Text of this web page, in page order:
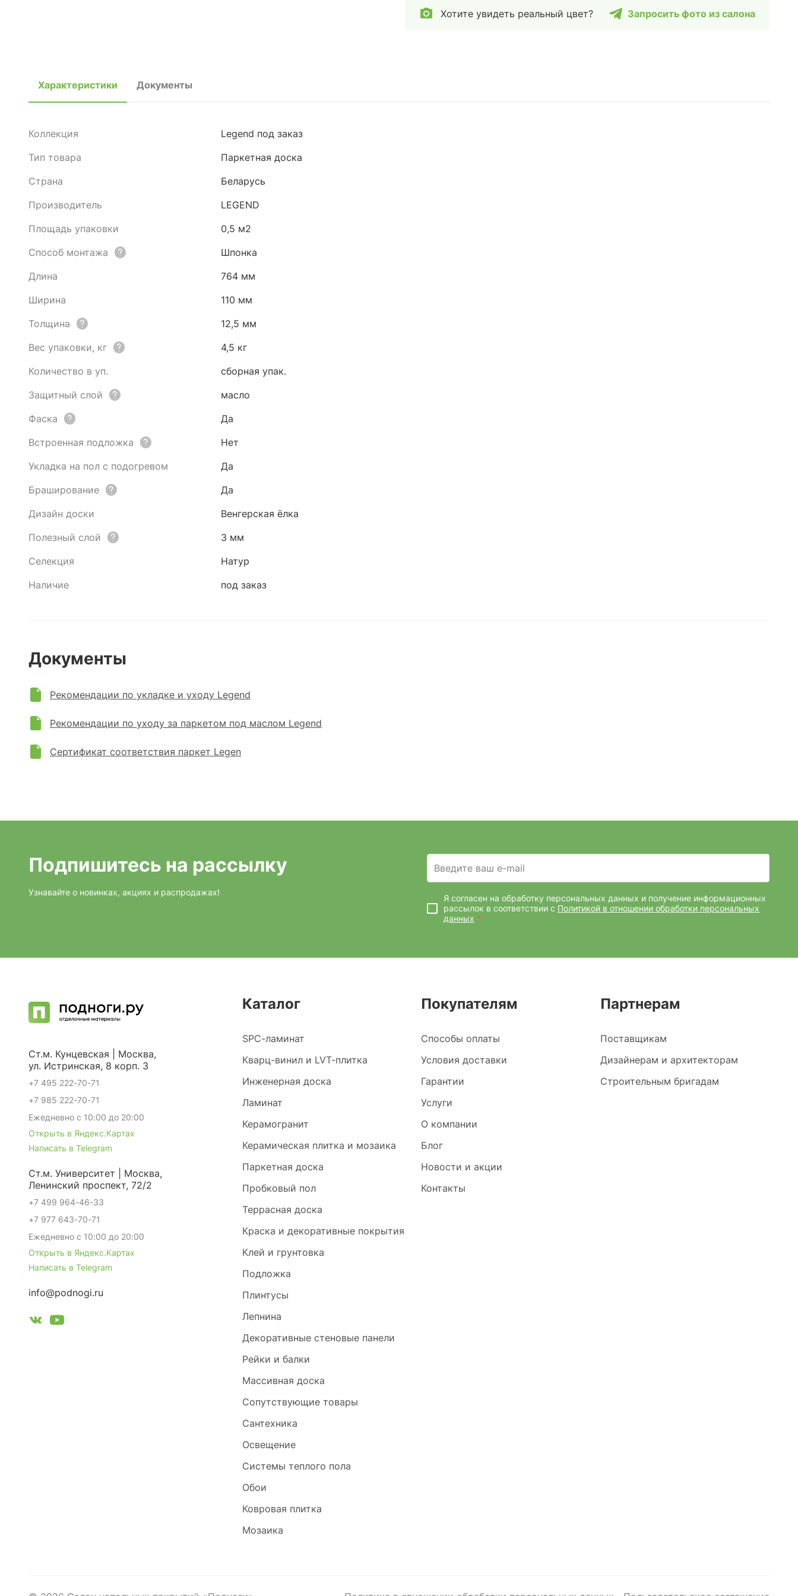
Хотите увидеть реальный цвет? Запросить фото из салона
Характеристики Документы
Коллекция
Legend под заказ
Тип товара
Паркетная доска
Страна
Беларусь
Производитель
LEGEND
Площадь упаковки
0,5 м2
Способ монтажа
Шпонка
Длина
764 мм
Ширина
110 мм
Толщина
12,5 мм
Вес упаковки, кг
4,5 кг
Количество в уп.
сборная упак.
Защитный слой
масло
Фаска
Да
Встроенная подложка
Нет
Укладка на пол с подогревом
Да
Браширование
Да
Дизайн доски
Венгерская ёлка
Полезный слой
3 мм
Селекция
Натур
Наличие
под заказ
Документы
Рекомендации по укладке и уходу Legend
Рекомендации по уходу за паркетом под маслом Legend
Сертификат соответствия паркет Legen
Подпишитесь на рассылку
Узнавайте о новинках, акциях и распродажах!
Введите ваш e-mail
Я согласен на обработку персональных данных и получение информационных
рассылок в соответствии с Политикой в отношении обработки персональных
данных *
Каталог
SPC-ламинат
Кварц-винил и LVT-плитка
Инженерная доска
Ламинат
Керамогранит
Керамическая плитка и мозаика
Паркетная доска
Пробковый пол
Террасная доска
Краска и декоративные покрытия
Клей и грунтовка
Подложка
Плинтусы
Лепнина
Декоративные стеновые панели
Рейки и балки
Массивная доска
Сопутствующие товары
Сантехника
Освещение
Системы теплого пола
Обои
Ковровая плитка
Мозаика
Покупателям
Способы оплаты
Условия доставки
Гарантии
Услуги
О компании
Блог
Новости и акции
Контакты
Партнерам
Поставщикам
Дизайнерам и архитекторам
Строительным бригадам
Ст.м. Кунцевская | Москва,
ул. Истринская, 8 корп. 3
+7 495 222-70-71
+7 985 222-70-71
Ежедневно с 10:00 до 20:00
Открыть в Яндекс.Картах
Написать в Telegram
Ст.м. Университет | Москва,
Ленинский проспект, 72/2
+7 499 964-46-33
+7 977 643-70-71
Ежедневно с 10:00 до 20:00
Открыть в Яндекс.Картах
Написать в Telegram
info@podnogi.ru